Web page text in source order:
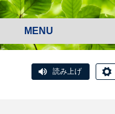
MENU
読み上げ